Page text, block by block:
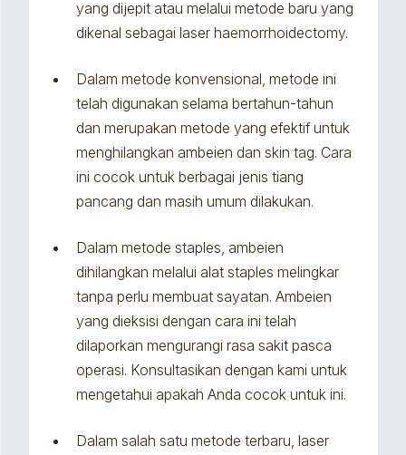
yang dijepit atau melalui metode baru yang
dikenal sebagai laser haemorrhoidectomy.
Dalam metode konvensional, metode ini
telah digunakan selama bertahun-tahun
dan merupakan metode yang efektif untuk
menghilangkan ambeien dan skin tag. Cara
ini cocok untuk berbagai jenis tiang
pancang dan masih umum dilakukan.
Dalam metode staples, ambeien
dihilangkan melalui alat staples melingkar
tanpa perlu membuat sayatan. Ambeien
yang dieksisi dengan cara ini telah
dilaporkan mengurangi rasa sakit pasca
operasi. Konsultasikan dengan kami untuk
mengetahui apakah Anda cocok untuk ini.
Dalam salah satu metode terbaru, laser